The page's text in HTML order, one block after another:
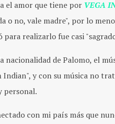
el amor que tiene por VEGA
o no, vale madre", por lo
para realizarlo fue casi
nacionalidad de Palomo, el
Indian", y con su música no
personal.
con mi país más que